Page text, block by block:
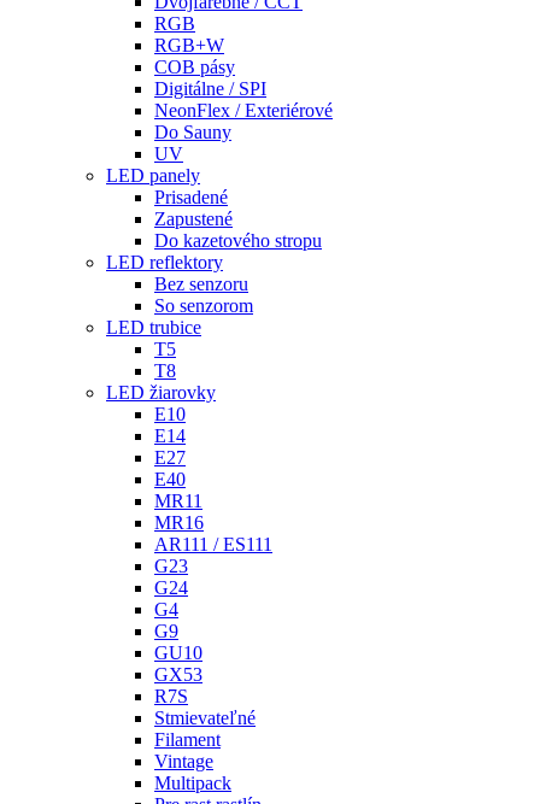
RGB
RGB+W
COB pásy
Digitálne / SPI
NeonFlex / Exteriérové
Do Sauny
UV
LED panely
Prisadené
Zapustené
Do kazetového stropu
LED reflektory
Bez senzoru
So senzorom
LED trubice
T5
T8
LED žiarovky
E10
E14
E27
E40
MR11
MR16
AR111 / ES111
G23
G24
G4
G9
GU10
GX53
R7S
Stmievateľné
Filament
Vintage
Multipack